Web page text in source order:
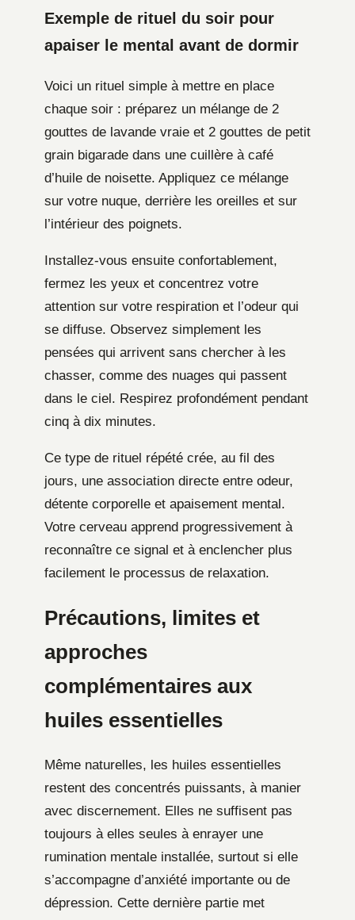
Exemple de rituel du soir pour
apaiser le mental avant de dormir
Voici un rituel simple à mettre en place
chaque soir : préparez un mélange de 2
gouttes de lavande vraie et 2 gouttes de petit
grain bigarade dans une cuillère à café
d’huile de noisette. Appliquez ce mélange
sur votre nuque, derrière les oreilles et sur
l’intérieur des poignets.
Installez-vous ensuite confortablement,
fermez les yeux et concentrez votre
attention sur votre respiration et l’odeur qui
se diffuse. Observez simplement les
pensées qui arrivent sans chercher à les
chasser, comme des nuages qui passent
dans le ciel. Respirez profondément pendant
cinq à dix minutes.
Ce type de rituel répété crée, au fil des
jours, une association directe entre odeur,
détente corporelle et apaisement mental.
Votre cerveau apprend progressivement à
reconnaître ce signal et à enclencher plus
facilement le processus de relaxation.
Précautions, limites et
approches
complémentaires aux
huiles essentielles
Même naturelles, les huiles essentielles
restent des concentrés puissants, à manier
avec discernement. Elles ne suffisent pas
toujours à elles seules à enrayer une
rumination mentale installée, surtout si elle
s’accompagne d’anxiété importante ou de
dépression. Cette dernière partie met